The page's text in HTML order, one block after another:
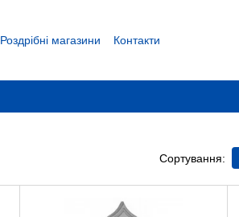
Роздрібні магазини
Контакти
Сортування: